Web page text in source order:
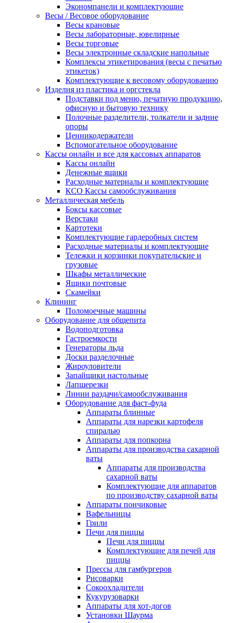
Экономпанели и комплектующие
Весы / Весовое оборудование
Весы крановые
Весы лабораторные, ювелирные
Весы торговые
Весы электронные складские напольные
Комплексы этикетирования (весы с печатью
этикеток)
Комплектующие к весовому оборудованию
Изделия из пластика и оргстекла
Подставки под меню, печатную продукцию,
офисную и бытовую технику
Полочные разделители, толкатели и задние
опоры
Ценникодержатели
Вспомогательное оборудование
Кассы онлайн и все для кассовых аппаратов
Кассы онлайн
Денежные ящики
Расходные материалы и комплектующие
КСО Кассы самообслуживания
Металлическая мебель
Боксы кассовые
Верстаки
Картотеки
Комплектующие гардеробных систем
Расходные материалы и комплектующие
Тележки и корзинки покупательские и
грузовые
Шкафы металлические
Ящики почтовые
Скамейки
Клининг
Поломоечные машины
Оборудование для общепита
Водоподготовка
Гастроемкости
Генераторы льда
Доски разделочные
Жироуловители
Запайщики настольные
Лапшерезки
Линии раздачи/самообслуживания
Оборудование для фаст-фуда
Аппараты блинные
Аппараты для нарезки картофеля
спиралью
Аппараты для попкорна
Аппараты для производства сахарной
ваты
Аппараты для производства
сахарной ваты
Комплектующие для аппаратов
по производству сахарной ваты
Аппараты пончиковые
Вафельницы
Грили
Печи для пиццы
Печи для пиццы
Комплектующие для печей для
пиццы
Прессы для гамбургеров
Рисоварки
Сокоохладители
Кукурузоварки
Аппараты для хот-догов
Установки Шаурма